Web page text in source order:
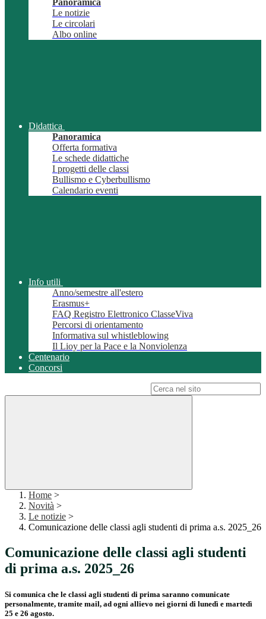
Panoramica
Le notizie
Le circolari
Albo online
Didattica
Panoramica
Offerta formativa
Le schede didattiche
I progetti delle classi
Bullismo e Cyberbullismo
Calendario eventi
Info utili
Anno/semestre all'estero
Erasmus+
FAQ Registro Elettronico ClasseViva
Percorsi di orientamento
Informativa sul whistleblowing
Il Lioy per la Pace e la Nonviolenza
Centenario
Concorsi
Home >
Novità >
Le notizie >
Comunicazione delle classi agli studenti di prima a.s. 2025_26
Comunicazione delle classi agli studenti
di prima a.s. 2025_26
Si comunica che le classi agli studenti di prima saranno comunicate
personalmente, tramite mail, ad ogni allievo nei giorni di lunedì e martedì
25 e 26 agosto.